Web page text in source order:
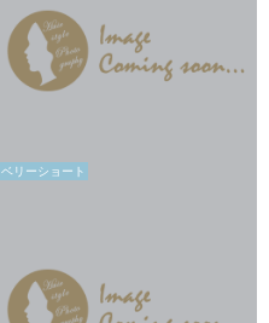
ベリーショート